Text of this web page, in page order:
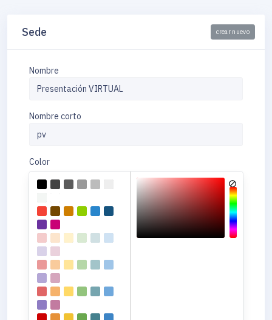
Sede crear nuevo
Nombre
Nombre corto
Color